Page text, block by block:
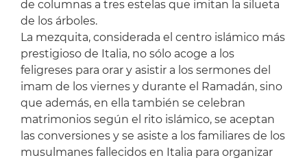
de columnas a tres estelas que imitan la silueta
de los árboles.
La mezquita, considerada el centro islámico más
prestigioso de Italia, no sólo acoge a los
feligreses para orar y asistir a los sermones del
imam de los viernes y durante el Ramadán, sino
que además, en ella también se celebran
matrimonios según el rito islámico, se aceptan
las conversiones y se asiste a los familiares de los
musulmanes fallecidos en Italia para organizar